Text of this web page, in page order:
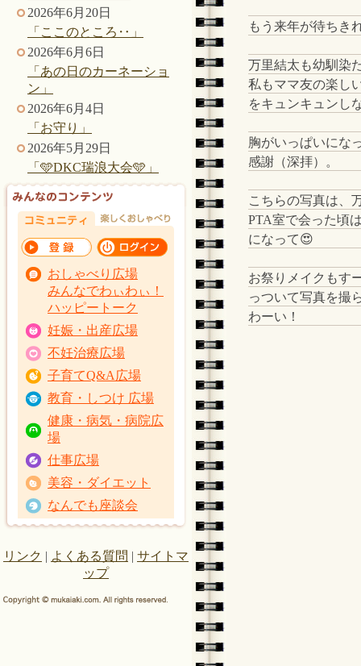
2026年6月20日
「ここのところ‥」
2026年6月6日
「あの日のカーネーショ
ン」
2026年6月4日
「お守り」
2026年5月29日
「🩵DKC瑞浪大会🩵」
おしゃべり広場
みんなでわぃわぃ！
ハッピートーク
妊娠・出産広場
不妊治療広場
子育てQ&A広場
教育・しつけ 広場
健康・病気・病院広
場
仕事広場
美容・ダイエット
なんでも座談会
リンク | よくある質問 | サイトマ
ップ
もう来年が待ちき
万里結太も幼馴染
私もママ友の楽し
をキュンキュンし
胸がいっぱいにな
感謝（深拝）。
こちらの写真は、
PTA室で会った頃
になって😍
お祭りメイクもす
っついて写真を撮
わーい！